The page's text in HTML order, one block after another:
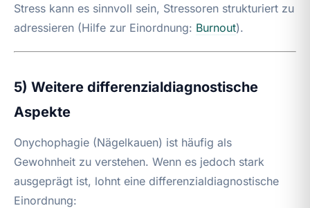
Stress kann es sinnvoll sein, Stressoren strukturiert zu
adressieren (Hilfe zur Einordnung: Burnout).
5) Weitere differenzialdiagnostische
Aspekte
Onychophagie (Nägelkauen) ist häufig als
Gewohnheit zu verstehen. Wenn es jedoch stark
ausgeprägt ist, lohnt eine differenzialdiagnostische
Einordnung: